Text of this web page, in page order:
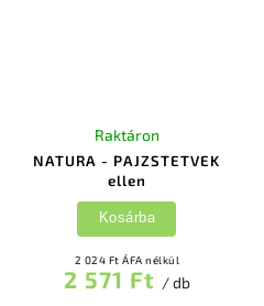
NATURA - PAJZSTETVEK
ellen
Raktáron
2 024 Ft ÁFA nélkül
2 571 Ft / db
Kosárba